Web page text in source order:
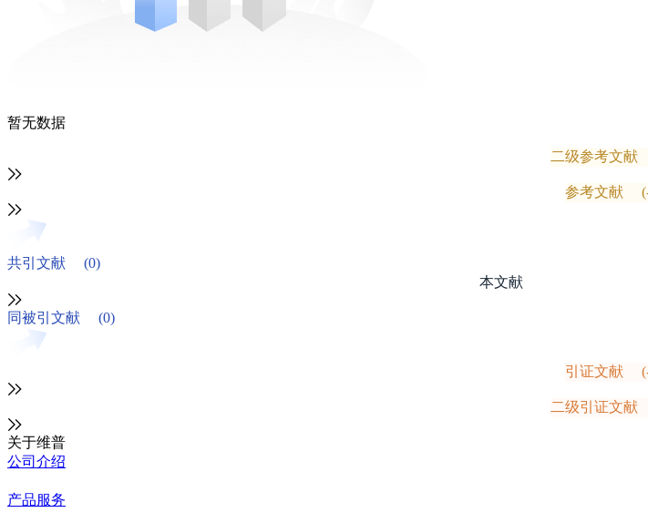
暂无数据
二级参考文献
参考文献
共引文献
(0)
本文献
同被引文献 (0)
引证文献
二级引证文献
关于维普
公司介绍
产品服务